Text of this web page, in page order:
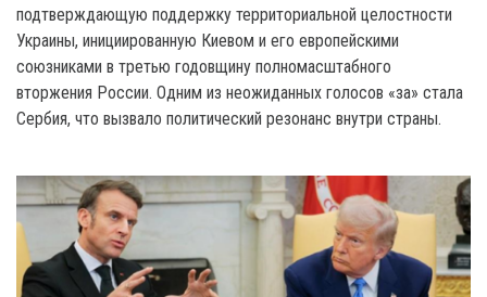
подтверждающую поддержку территориальной целостности
Украины, инициированную Киевом и его европейскими
союзниками в третью годовщину полномасштабного
вторжения России. Одним из неожиданных голосов «за» стала
Сербия, что вызвало политический резонанс внутри страны.